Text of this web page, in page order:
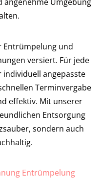
Umgebung
Entrümpelung und
versiert. Für jede
angepasste
Terminvergabe
effektiv. Mit unserer
Entsorgung
sondern auch
Entrümpelung